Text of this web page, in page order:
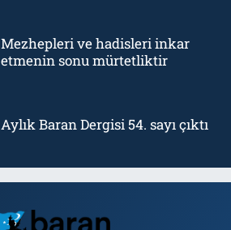
Mezhepleri ve hadisleri inkar
etmenin sonu mürtetliktir
Aylık Baran Dergisi 54. sayı çıktı